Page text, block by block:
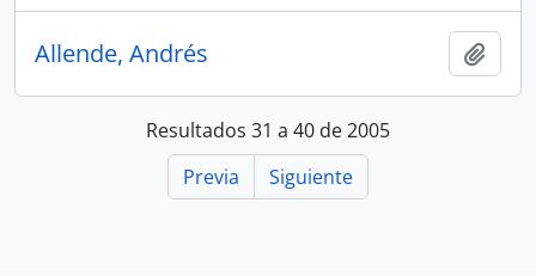
Allende, Andrés
Resultados 31 a 40 de 2005
Previa
Siguiente